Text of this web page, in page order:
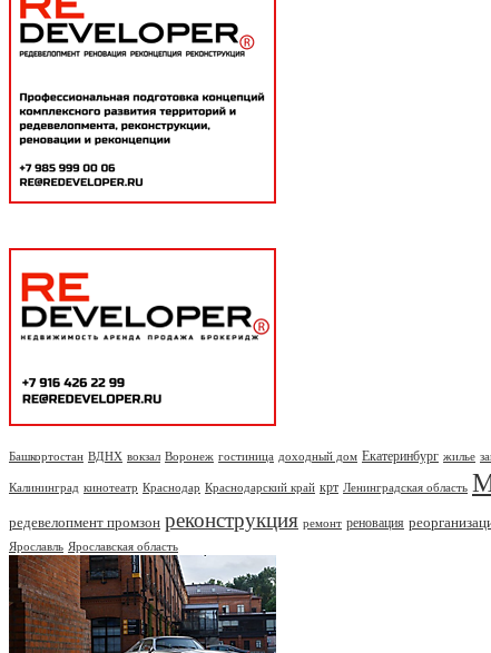
Башкортостан ВДНХ вокзал Воронеж гостиница доходный дом Екатеринбург жилье
Калининград кинотеатр Краснодар Краснодарский край крт Ленинградская область
редевелопмент промзон реконструкция ремонт реновация
Ярославль Ярославская область